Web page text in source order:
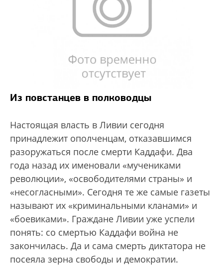
Из повстанцев в полководцы
Настоящая власть в Ливии сегодня
принадлежит ополченцам, отказавшимся
разоружаться после смерти Каддафи. Два
года назад их именовали «мучениками
революции», «освободителями страны» и
«несогласными». Сегодня те же самые газеты
называют их «криминальными кланами» и
«боевиками». Граждане Ливии уже успели
понять: со смертью Каддафи война не
закончилась. Да и сама смерть диктатора не
посеяла зерна свободы и демократии.